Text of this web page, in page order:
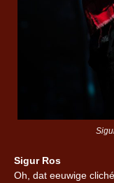
Sigur Ros
Oh, dat eeuwige